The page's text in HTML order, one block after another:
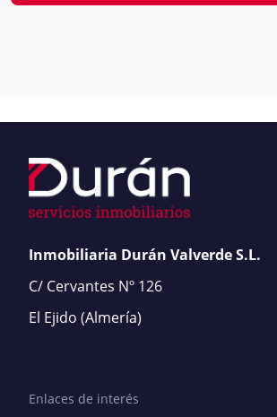
Inmobiliaria Durán Valverde S.L.
C/ Cervantes Nº 126
El Ejido (Almería)
Enlaces de interés